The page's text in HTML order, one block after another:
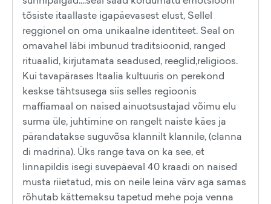
tõsiste itaallaste igapäevasest elust, Sellel
reggionel on oma unikaalne identiteet. Seal on
omavahel läbi imbunud traditsioonid, ranged
rituaalid, kirjutamata seadused, reeglid,religioos.
Kui tavapärases Itaalia kultuuris on perekond
keskse tähtsusega siis selles regioonis
maffiamaal on naised ainuotsustajad võimu elu
surma üle, juhtimine on rangelt naiste käes ja
pärandatakse suguvõsa klannilt klannile, (clanna
di madrina). Üks range tava on ka see, et
linnapildis isegi suvepäeval 40 kraadi on naised
musta riietatud, mis on neile leina värv aga samas
rõhutab kättemaksu tapetud mehe poja venna